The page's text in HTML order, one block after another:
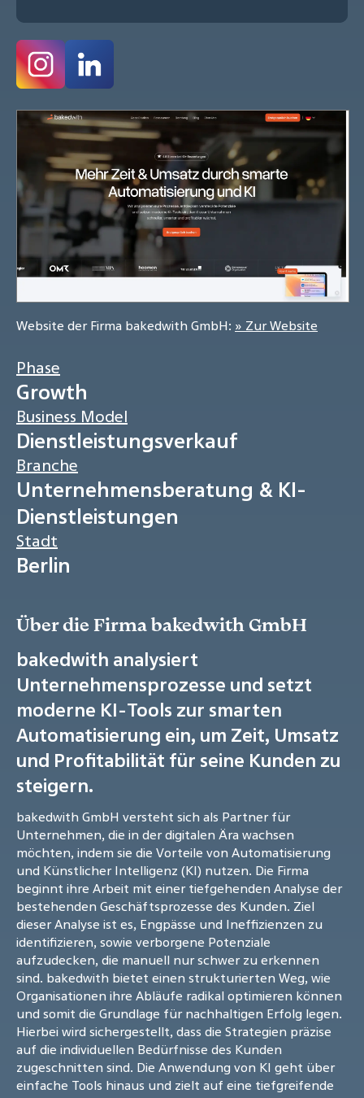
Website der Firma bakedwith GmbH: » Zur Website
Phase
Growth
Business Model
Dienstleistungsverkauf
Branche
Unternehmensberatung & KI-
Dienstleistungen
Stadt
Berlin
Über die Firma bakedwith GmbH
bakedwith analysiert
Unternehmensprozesse und setzt
moderne KI-Tools zur smarten
Automatisierung ein, um Zeit, Umsatz
und Profitabilität für seine Kunden zu
steigern.
bakedwith GmbH versteht sich als Partner für
Unternehmen, die in der digitalen Ära wachsen
möchten, indem sie die Vorteile von Automatisierung
und Künstlicher Intelligenz (KI) nutzen. Die Firma
beginnt ihre Arbeit mit einer tiefgehenden Analyse der
bestehenden Geschäftsprozesse des Kunden. Ziel
dieser Analyse ist es, Engpässe und Ineffizienzen zu
identifizieren, sowie verborgene Potenziale
aufzudecken, die manuell nur schwer zu erkennen
sind. bakedwith bietet einen strukturierten Weg, wie
Organisationen ihre Abläufe radikal optimieren können
und somit die Grundlage für nachhaltigen Erfolg legen.
Hierbei wird sichergestellt, dass die Strategien präzise
auf die individuellen Bedürfnisse des Kunden
zugeschnitten sind. Die Anwendung von KI geht über
einfache Tools hinaus und zielt auf eine tiefgreifende